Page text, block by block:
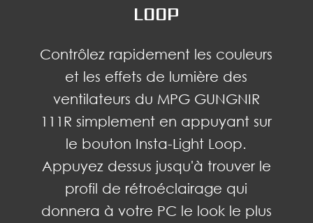
LOOP
Contrôlez rapidement les couleurs
et les effets de lumière des
ventilateurs du MPG GUNGNIR
111R simplement en appuyant sur
le bouton Insta-Light Loop.
Appuyez dessus jusqu'à trouver le
profil de rétroéclairage qui
donnera à votre PC le look le plus